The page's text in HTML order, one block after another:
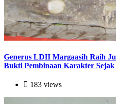
Generus LDII Margaasih Raih
Bukti Pembinaan Karakter
183 views